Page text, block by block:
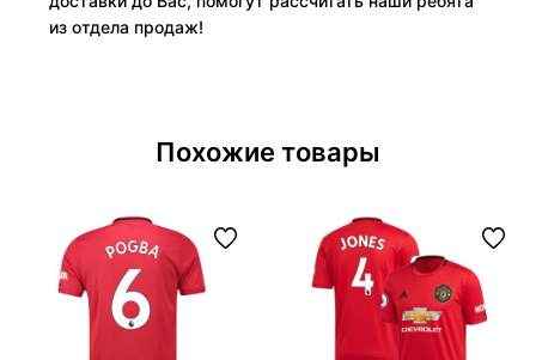
из отдела продаж!
Похожие товары